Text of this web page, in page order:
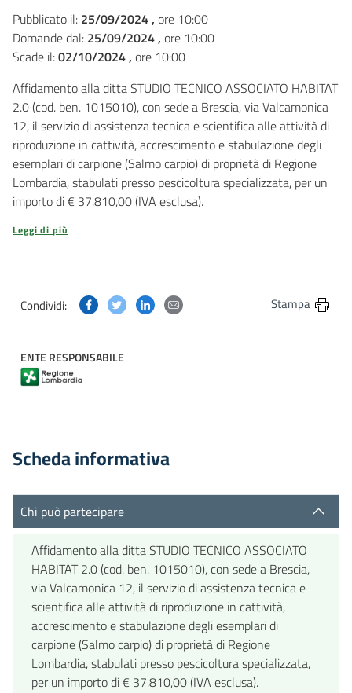
Pubblicato il: 25/09/2024 , ore 10:00
Domande dal: 25/09/2024 , ore 10:00
Scade il:02/10/2024 , ore 10:00
Affidamento alla ditta STUDIO TECNICO ASSOCIATO HABITAT
2.0 (cod. ben. 1015010), con sede a Brescia, via Valcamonica
12, il servizio di assistenza tecnica e scientifica alle attività di
riproduzione in cattività, accrescimento e stabulazione degli
esemplari di carpione (Salmo carpio) di proprietà di Regione
Lombardia, stabulati presso pescicoltura specializzata, per un
importo di € 37.810,00 (IVA esclusa).
Leggi di più
Condividi: Condividi questa pagina su Facebook
Condividi questa pagina su Twitter
Condividi questa pagina su Linkedin
Condividi questa pagina via
Stampa
ENTE RESPONSABILE
Scheda informativa
Chi può partecipare
Affidamento alla ditta STUDIO TECNICO ASSOCIATO
HABITAT 2.0 (cod. ben. 1015010), con sede a Brescia,
via Valcamonica 12, il servizio di assistenza tecnica e
scientifica alle attività di riproduzione in cattività,
accrescimento e stabulazione degli esemplari di
carpione (Salmo carpio) di proprietà di Regione
Lombardia, stabulati presso pescicoltura specializzata,
per un importo di € 37.810,00 (IVA esclusa).